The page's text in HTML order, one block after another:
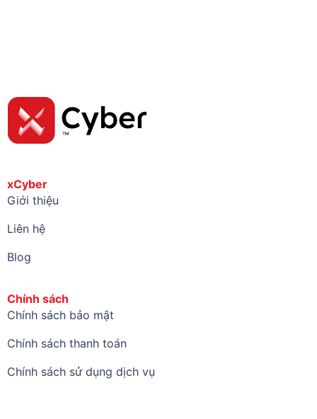
xCyber
Giới thiệu
Liên hệ
Blog
Chính sách
Chính sách bảo mật
Chính sách thanh toán
Chính sách sử dụng dịch vụ